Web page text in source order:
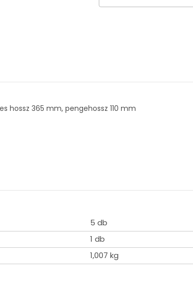
hossz 365 mm, pengehossz 110 mm
5 db
1 db
1,007 kg